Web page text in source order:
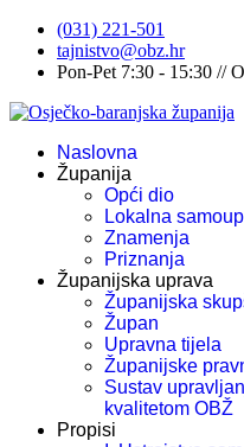
(031) 221-501
tajnistvo@obz.hr
Pon-Pet 7:30 - 15:30 //
Naslovna
Županija
Opći dio
Lokalna
Znamenja
Priznanja
Županijska uprava
Županijska
Župan
Upravna tijela
Županijske
Sustav
kvalitetom OBŽ
Propisi